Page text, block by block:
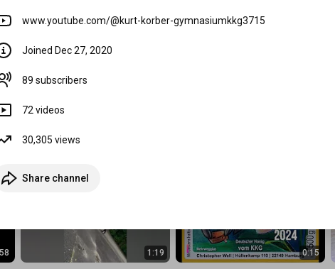
KKG
212 views
1:19 0:15
www.youtube.com/@kurt-korber-gymnasiumkkg3715
Joined Dec 27, 2020
89 subscribers
72 videos
30,305 views
Share channel